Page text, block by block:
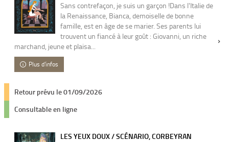
Sans contrefaçon, je suis un garçon !Dans l'Italie de
la Renaissance, Bianca, demoiselle de bonne
famille, est en âge de se marier. Ses parents lui
trouvent un fiancé à leur goût : Giovanni, un riche
marchand, jeune et plaisa...
Plus d'infos
Retour prévu le 01/09/2026
Consultable en ligne
LES YEUX DOUX / SCÉNARIO, CORBEYRAN